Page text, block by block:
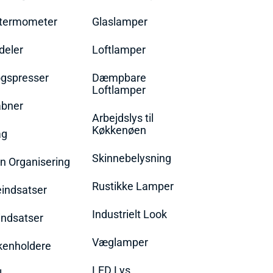
Organisering
Glaslamper
Loftlamper
Dæmpbare
Loftlamper
Arbejdslys til
Køkkenøen
Skinnebelysning
Rustikke Lamper
Industrielt Look
Væglamper
LED Lys